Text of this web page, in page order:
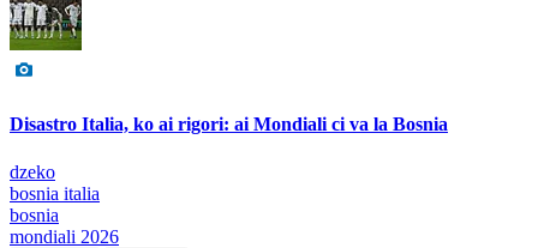
Disastro Italia, ko ai rigori: ai Mondiali ci va la Bosnia
dzeko
bosnia italia
bosnia
mondiali 2026